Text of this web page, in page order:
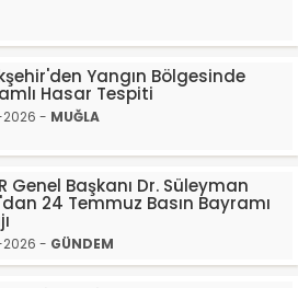
Yangın Bölgesinde
Hasar Tespiti
- MUĞLA
Genel Başkanı Dr. Süleyman
24 Temmuz Basın Bayramı
- GÜNDEM